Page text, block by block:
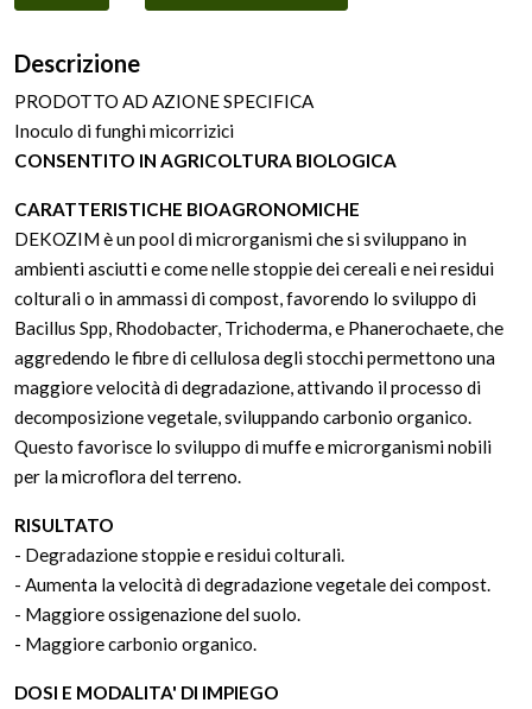
Descrizione
PRODOTTO AD AZIONE SPECIFICA
Inoculo di funghi micorrizici
CONSENTITO IN AGRICOLTURA BIOLOGICA
CARATTERISTICHE BIOAGRONOMICHE
DEKOZIM è un pool di microrganismi che si sviluppano in
ambienti asciutti e come nelle stoppie dei cereali e nei residui
colturali o in ammassi di compost, favorendo lo sviluppo di
Bacillus Spp, Rhodobacter, Trichoderma, e Phanerochaete, che
aggredendo le fibre di cellulosa degli stocchi permettono una
maggiore velocità di degradazione, attivando il processo di
decomposizione vegetale, sviluppando carbonio organico.
Questo favorisce lo sviluppo di muffe e microrganismi nobili
per la microflora del terreno.
RISULTATO
- Degradazione stoppie e residui colturali.
- Aumenta la velocità di degradazione vegetale dei compost.
- Maggiore ossigenazione del suolo.
- Maggiore carbonio organico.
DOSI E MODALITA' DI IMPIEGO